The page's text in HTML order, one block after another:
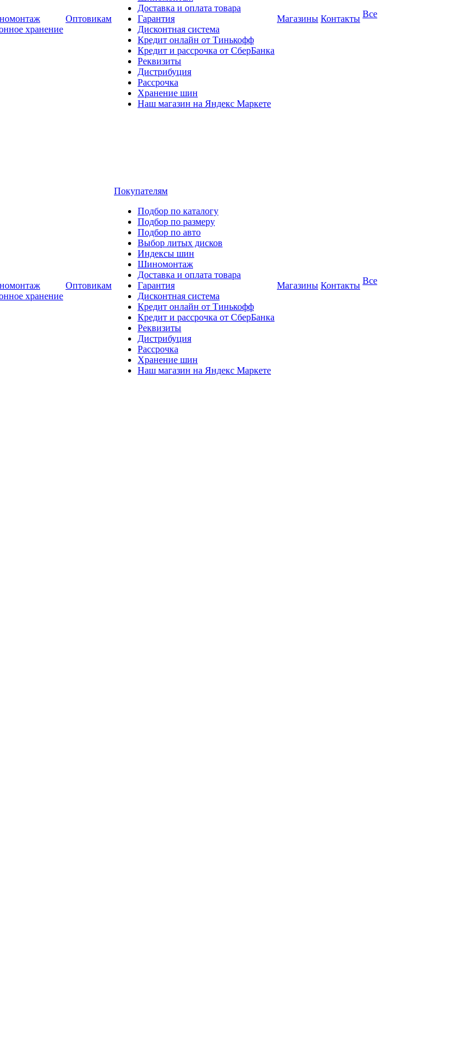
хранение
Оптовикам
Доставка и оплата товара
Гарантия
Дисконтная система
Кредит онлайн от Тинькофф
Кредит и рассрочка от СберБанка
Реквизиты
Дистрибуция
Рассрочка
Хранение шин
Наш магазин на Яндекс Маркете
Магазины Контакты Все
хранение
Оптовикам
Покупателям
Подбор по каталогу
Подбор по размеру
Подбор по авто
Выбор литых дисков
Индексы шин
Шиномонтаж
Доставка и оплата товара
Гарантия
Дисконтная система
Кредит онлайн от Тинькофф
Кредит и рассрочка от СберБанка
Реквизиты
Дистрибуция
Рассрочка
Хранение шин
Наш магазин на Яндекс Маркете
Магазины Контакты Все